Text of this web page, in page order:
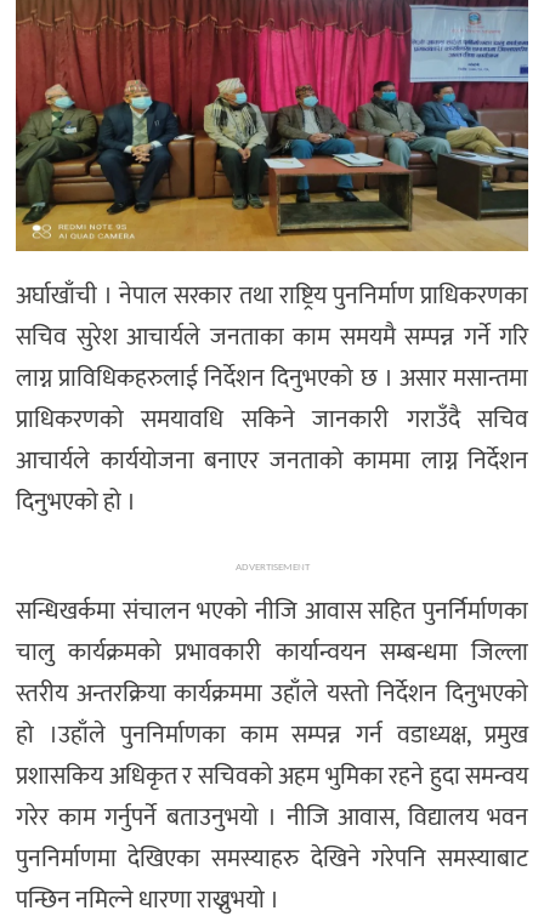
सिफारिस
अर्घाखाँची । नेपाल सरकार तथा राष्ट्रिय पुननिर्माण प्राधिकरणका
सचिव सुरेश आचार्यले जनताका काम समयमै सम्पन्न गर्ने गरि
लाग्न प्राविधिकहरुलाई निर्देशन दिनुभएको छ । असार मसान्तमा
प्राधिकरणको समयावधि सकिने जानकारी गराउँदै सचिव
आचार्यले कार्ययोजना बनाएर जनताको काममा लाग्न निर्देशन
दिनुभएको हो ।
ADVERTISEMENT
सन्धिखर्कमा संचालन भएको नीजि आवास सहित पुनर्निर्माणका
चालु कार्यक्रमको प्रभावकारी कार्यान्वयन सम्बन्धमा जिल्ला
स्तरीय अन्तरक्रिया कार्यक्रममा उहाँले यस्तो निर्देशन दिनुभएको
हो ।उहाँले पुननिर्माणका काम सम्पन्न गर्न वडाध्यक्ष, प्रमुख
प्रशासकिय अधिकृत र सचिवको अहम भुमिका रहने हुदा समन्वय
गरेर काम गर्नुपर्ने बताउनुभयो । नीजि आवास, विद्यालय भवन
पुननिर्माणमा देखिएका समस्याहरु देखिने गरेपनि समस्याबाट
पन्छिन नमिल्ने धारणा राख्नुभयो ।